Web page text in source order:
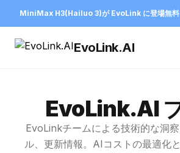
MiniMax H3(Hailuo 3)が EvoLink に登場無
EvoLink.AI
EvoLink.AI
EvoLinkチームによる技術的な洞
ル、更新情報。AIコストの最適化